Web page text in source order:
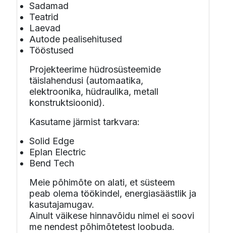
Sadamad
Teatrid
Laevad
Autode pealisehitused
Tööstused
Projekteerime hüdrosüsteemide
täislahendusi (automaatika,
elektroonika, hüdraulika, metall
konstruktsioonid).
Kasutame järmist tarkvara:
Solid Edge
Eplan Electric
Bend Tech
Meie põhimõte on alati, et süsteem
peab olema töökindel, energiasäästlik ja
kasutajamugav.
Ainult väikese hinnavõidu nimel ei soovi
me nendest põhimõtetest loobuda.